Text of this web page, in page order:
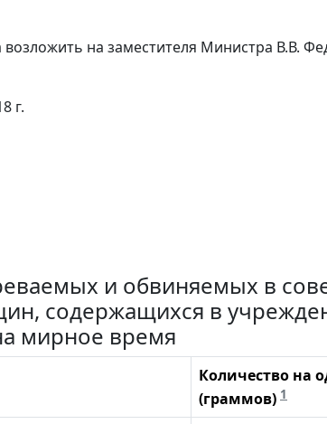
на заместителя Министра В.В.
г.
и обвиняемых в
содержащихся в
мирное время
Количество на
(граммов) 1